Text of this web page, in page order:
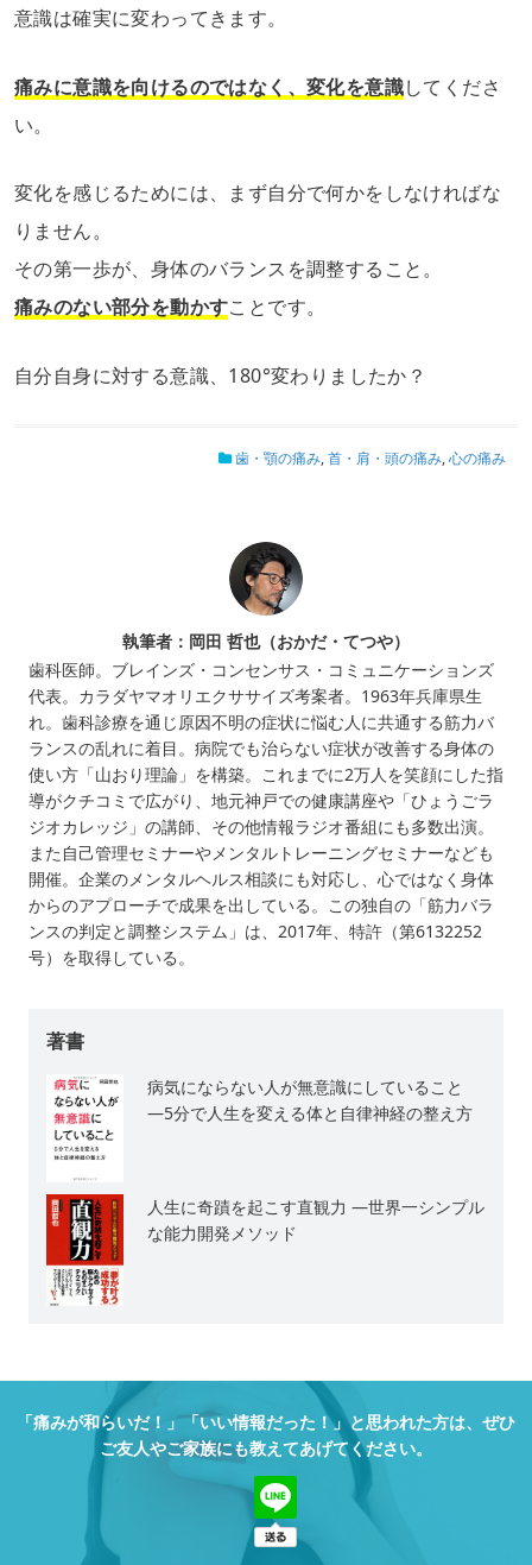
意識は確実に変わってきます。
痛みに意識を向けるのではなく、変化を意識してくださ
い。
変化を感じるためには、まず自分で何かをしなければな
りません。
その第一歩が、身体のバランスを調整すること。
痛みのない部分を動かすことです。
自分自身に対する意識、180°変わりましたか？
歯・顎の痛み,首・肩・頭の痛み,心の痛み
執筆者：岡田 哲也（おかだ・てつや）
歯科医師。ブレインズ・コンセンサス・コミュニケーションズ
代表。カラダヤマオリエクササイズ考案者。1963年兵庫県生
れ。歯科診療を通じ原因不明の症状に悩む人に共通する筋力バ
ランスの乱れに着目。病院でも治らない症状が改善する身体の
使い方「山おり理論」を構築。これまでに2万人を笑顔にした指
導がクチコミで広がり、地元神戸での健康講座や「ひょうごラ
ジオカレッジ」の講師、その他情報ラジオ番組にも多数出演。
また自己管理セミナーやメンタルトレーニングセミナーなども
開催。企業のメンタルヘルス相談にも対応し、心ではなく身体
からのアプローチで成果を出している。この独自の「筋力バラ
ンスの判定と調整システム」は、2017年、特許（第6132252
号）を取得している。
著書
病気にならない人が無意識にしていること
―5分で人生を変える体と自律神経の整え方
人生に奇蹟を起こす直観力 ―世界一シンプル
な能力開発メソッド
「痛みが和らいだ！」「いい情報だった！」と思われた方は、 ぜひ
ご友人やご家族にも教えてあげてください。